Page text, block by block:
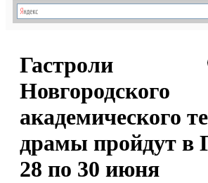
Гастроли
Новгородского
академического
драмы пройдут в
28 по 30 июня